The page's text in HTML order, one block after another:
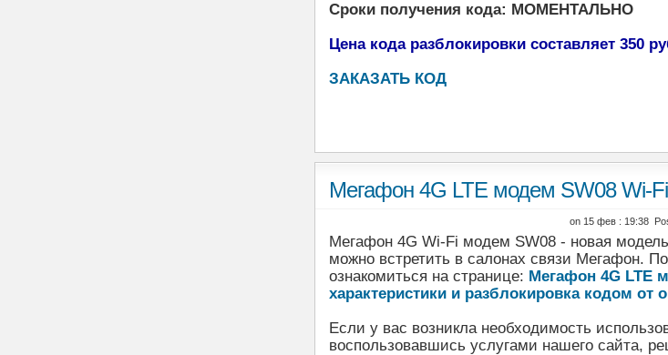
Сроки получения кода: МОМЕНТАЛЬНО
Цена кода разблокировки составляет 350
ЗАКАЗАТЬ КОД
Мегафон 4G LTE модем SW08 Wi-
on 15 фев : 19:38
Мегафон 4G Wi-Fi модем SW08 - новая
можно встретить в салонах связи Мегафон.
ознакомиться на странице: Мегафон 4G LTE
характеристики и разблокировка кодом от
Если у вас возникла необходимость
воспользовавшись услугами нашего сайта,